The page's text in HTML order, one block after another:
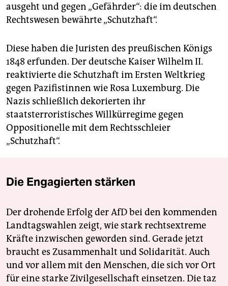
ausgeht und gegen „Gefährder“: die im deutschen
Rechtswesen bewährte „Schutzhaft“.
Diese haben die Juristen des preußischen Königs
1848 erfunden. Der deutsche Kaiser Wilhelm II.
reaktivierte die Schutzhaft im Ersten Weltkrieg
gegen Pazifistinnen wie Rosa Luxemburg. Die
Nazis schließlich dekorierten ihr
staatsterroristisches Willkürregime gegen
Oppositionelle mit dem Rechtsschleier
„Schutzhaft“.
Die Engagierten stärken
Der drohende Erfolg der AfD bei den kommenden
Landtagswahlen zeigt, wie stark rechtsextreme
Kräfte inzwischen geworden sind. Gerade jetzt
braucht es Zusammenhalt und Solidarität. Auch
und vor allem mit den Menschen, die sich vor Ort
für eine starke Zivilgesellschaft einsetzen. Die taz